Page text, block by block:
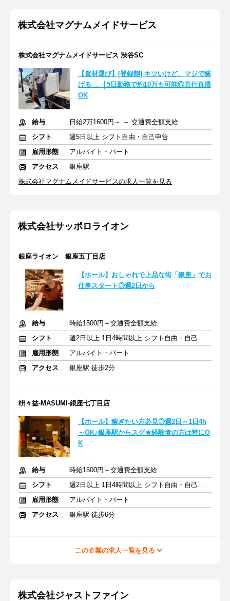
株式会社マグナムメイドサービス
株式会社マグナムメイドサービス 渋谷SC
【資材運び】[登録制] キツいけど、マジで稼
げる─。│5日勤務で約10万も可能◎直行直帰
OK
給与
日給2万1600円～ ＋ 交通費全額支給
シフト
週5日以上 シフト自由・自己申告
雇用形態
アルバイト・パート
アクセス
銀座駅
株式会社マグナムメイドサービスの求人一覧を見る
株式会社サッポロライオン
銀座ライオン 銀座五丁目店
【ホール】おしゃれで上品な街「銀座」でお
仕事スタート◎週2日から
給与
時給1500円＋交通費全額支給
シフト
週2日以上 1日4時間以上 シフト自由・自己申告
雇用形態
アルバイト・パート
アクセス
銀座駅 徒歩2分
枡々益-MASUMI-銀座七丁目店
【ホール】稼ぎたい方必見◎週2日～1日4h
～OK♪銀座駅からスグ★経験者の方は特にO
K
給与
時給1500円＋交通費全額支給
シフト
週2日以上 1日4時間以上 シフト自由・自己申告
雇用形態
アルバイト・パート
アクセス
銀座駅 徒歩6分
この企業の求人一覧を見る
株式会社ジャストファイン